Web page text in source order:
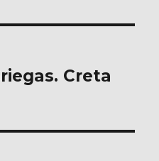
Creta